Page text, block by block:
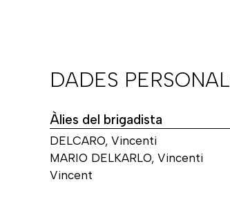
DADES
Àlies del brigadista
DELCARO, Vincenti
MARIO DELKARLO, Vincenti
Vincent